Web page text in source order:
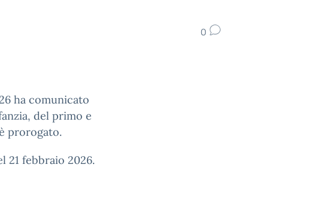
0
ha comunicato
del primo e
prorogato.
21 febbraio 2026.